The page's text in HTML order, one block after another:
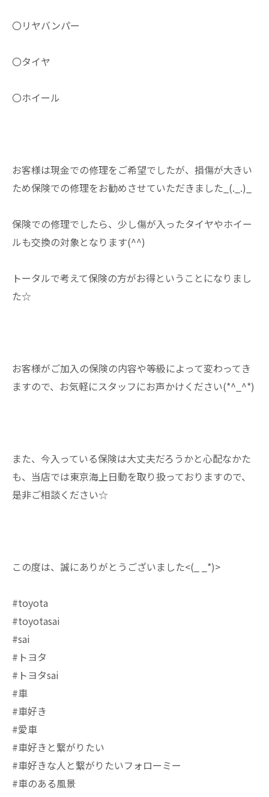
〇リヤバンパー
〇タイヤ
〇ホイール
お客様は現金での修理をご希望でしたが、損傷が大きい
ため保険での修理をお勧めさせていただきました_(._.)_
保険での修理でしたら、少し傷が入ったタイヤやホイー
ルも交換の対象となります(^^)
トータルで考えて保険の方がお得ということになりまし
た☆
お客様がご加入の保険の内容や等級によって変わってき
ますので、お気軽にスタッフにお声かけください(*^_^*)
また、今入っている保険は大丈夫だろうかと心配なかた
も、当店では東京海上日動を取り扱っておりますので、
是非ご相談ください☆
この度は、誠にありがとうございました<(_ _*)>
#toyota
#toyotasai
#sai
#トヨタ
#トヨタsai
#車
#車好き
#愛車
#車好きと繋がりたい
#車好きな人と繋がりたいフォローミー
#車のある風景